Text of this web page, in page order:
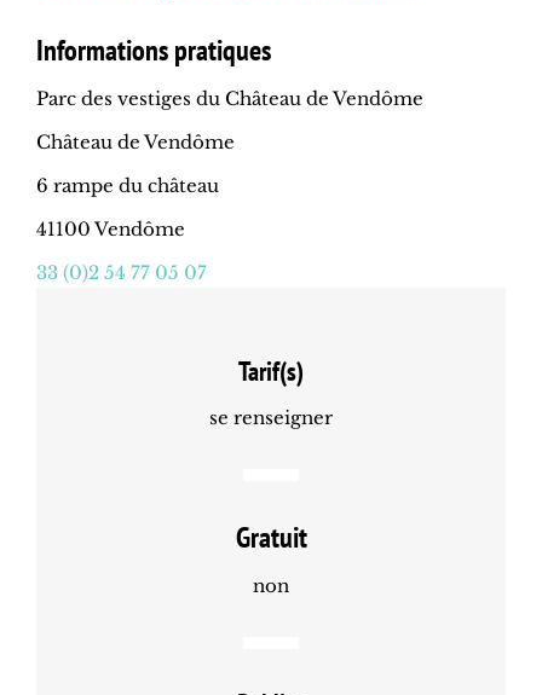
Informations pratiques
Parc des vestiges du Château de Vendôme
Château de Vendôme
6 rampe du château
41100 Vendôme
33 (0)2 54 77 05 07
Tarif(s)
se renseigner
Gratuit
non